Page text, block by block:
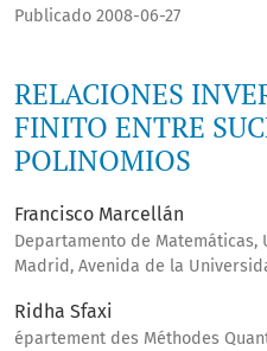
RELACIONES
FINITO ENTRE
POLINOMIOS
Publicado 2008-06-27
Francisco Marcellán
Departamento de
Madrid, Avenida de la
Ridha Sfaxi
épartement des Méthodes